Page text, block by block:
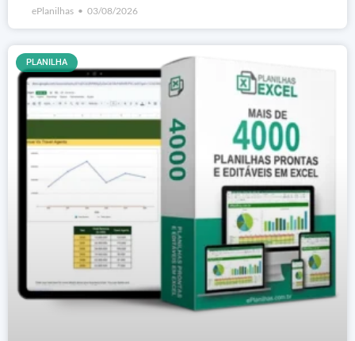
ePlanilhas 03/08/2026
PLANILHA